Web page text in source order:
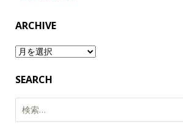
ARCHIVE
Archive
SEARCH
索: